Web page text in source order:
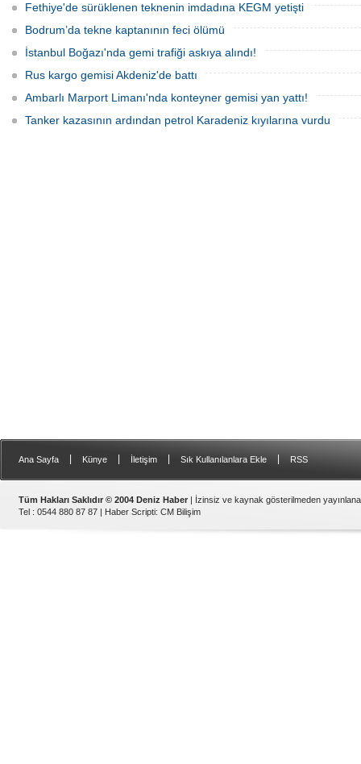
Fethiye'de sürüklenen teknenin imdadına KEGM yetişti
Bodrum’da tekne kaptanının feci ölümü
İstanbul Boğazı'nda gemi trafiği askıya alındı!
Rus kargo gemisi Akdeniz'de battı
Ambarlı Marport Limanı'nda konteyner gemisi yan yattı!
Tanker kazasının ardından petrol Karadeniz kıyılarına vurdu
Ana Sayfa Künye İletişim Sık Kullanılanlara Ekle RSS
Tüm Hakları Saklıdır © 2004 Deniz Haber | İzinsiz ve kaynak gösterilmeden
Tel : 0544 880 87 87 | Haber Scripti: CM Bilişim